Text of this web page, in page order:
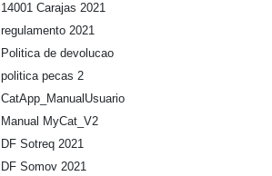
14001 Carajas 2021
regulamento 2021
Politica de devolucao
politica pecas 2
CatApp_ManualUsuario
Manual MyCat_V2
DF Sotreq 2021
DF Somov 2021